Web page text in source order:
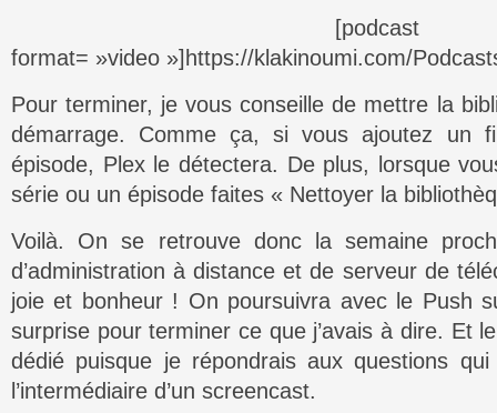
[podcast
format= »video »]https://klakinoumi.com/
Pour terminer, je vous conseille de mettre la
démarrage. Comme ça, si vous ajoutez un
épisode, Plex le détectera. De plus, lorsque
série ou un épisode faites « Nettoyer la
Voilà. On se retrouve donc la semaine
d’administration à distance et de serveur de
joie et bonheur ! On poursuivra avec le Push
surprise pour terminer ce que j’avais à dire. Et
dédié puisque je répondrais aux questions
l’intermédiaire d’un screencast.